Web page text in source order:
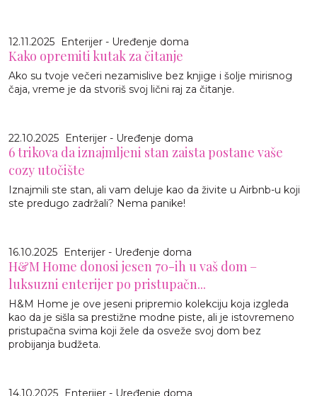
12.11.2025 Enterijer - Uređenje doma
Kako opremiti kutak za čitanje
Ako su tvoje večeri nezamislive bez knjige i šolje mirisnog
čaja, vreme je da stvoriš svoj lični raj za čitanje.
22.10.2025 Enterijer - Uređenje doma
6 trikova da iznajmljeni stan zaista postane vaše
cozy utočište
Iznajmili ste stan, ali vam deluje kao da živite u Airbnb-u koji
ste predugo zadržali? Nema panike!
16.10.2025 Enterijer - Uređenje doma
H&M Home donosi jesen 70-ih u vaš dom –
luksuzni enterijer po pristupačn...
H&M Home je ove jeseni pripremio kolekciju koja izgleda
kao da je sišla sa prestižne modne piste, ali je istovremeno
pristupačna svima koji žele da osveže svoj dom bez
probijanja budžeta.
14.10.2025 Enterijer - Uređenje doma